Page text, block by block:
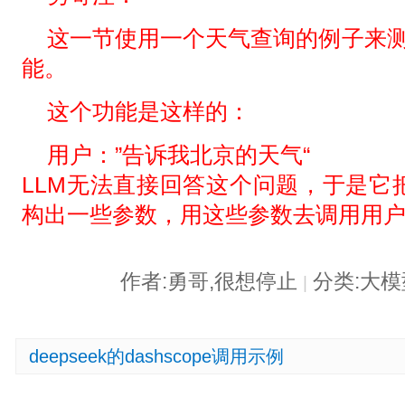
这一节使用一个天气查询的例子来
能。
这个功能是这样的：
用户：”告诉我北京的天气“
LLM无法直接回答这个问题，于是它
构出一些参数，用这些参数去调用用
作者:勇哥,很想停止 | 分类:大
deepseek的dashscope调用示例